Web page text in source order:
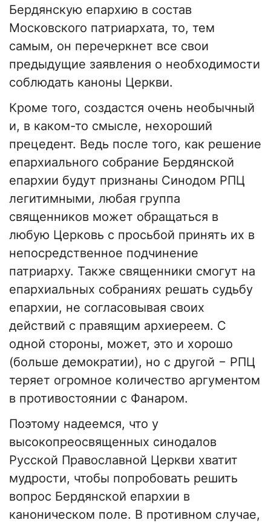
Бердянскую епархию в состав
Московского патриархата, то, тем
самым, он перечеркнет все свои
предыдущие заявления о необходимости
соблюдать каноны Церкви.
Кроме того, создастся очень необычный
и, в каком-то смысле, нехороший
прецедент. Ведь после того, как решение
епархиального собрание Бердянской
епархии будут признаны Синодом РПЦ
легитимными, любая группа
священников может обращаться в
любую Церковь с просьбой принять их в
непосредственное подчинение
патриарху. Также священники смогут на
епархиальных собраниях решать судьбу
епархии, не согласовывая своих
действий с правящим архиереем. С
одной стороны, может, это и хорошо
(больше демократии), но с другой − РПЦ
теряет огромное количество аргументом
в противостоянии с Фанаром.
Поэтому надеемся, что у
высокопреосвященных синодалов
Русской Православной Церкви хватит
мудрости, чтобы попробовать решить
вопрос Бердянской епархии в
каноническом поле. В противном случае,